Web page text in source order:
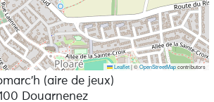
Leaflet |©OpenStreetMapcontributors
(aire de jeux)
Douarnenez